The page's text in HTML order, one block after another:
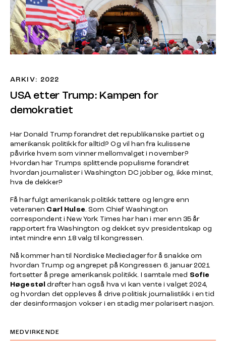
ARKIV: 2022
USA etter Trump: Kampen for
demokratiet
Har Donald Trump forandret det republikanske partiet og
amerikansk politikk for alltid? Og vil han fra kulissene
påvirke hvem som vinner mellomvalget i november?
Hvordan har Trumps splittende populisme forandret
hvordan journalister i Washington DC jobber og, ikke minst,
hva de dekker?
Få har fulgt amerikansk politikk tettere og lengre enn
veteranen Carl Hulse . Som Chief Washington
correspondent i New York Times har han i mer enn 35 år
rapportert fra Washington og dekket syv presidentskap og
intet mindre enn 18 valg til kongressen.
Nå kommer han til Nordiske Mediedager for å snakke om
hvordan Trump og angrepet på Kongressen 6. januar 2021
fortsetter å prege amerikansk politikk. I samtale med Sofie
Høgestøl drøfter han også hva vi kan vente i valget 2024,
og hvordan det oppleves å drive politisk journalistikk i en tid
der desinformasjon vokser i en stadig mer polarisert nasjon.
MEDVIRKENDE